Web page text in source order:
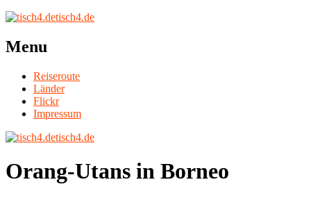
tisch4.de
Menu
Reiseroute
Länder
Flickr
Impressum
tisch4.de
Orang-Utans in Borneo